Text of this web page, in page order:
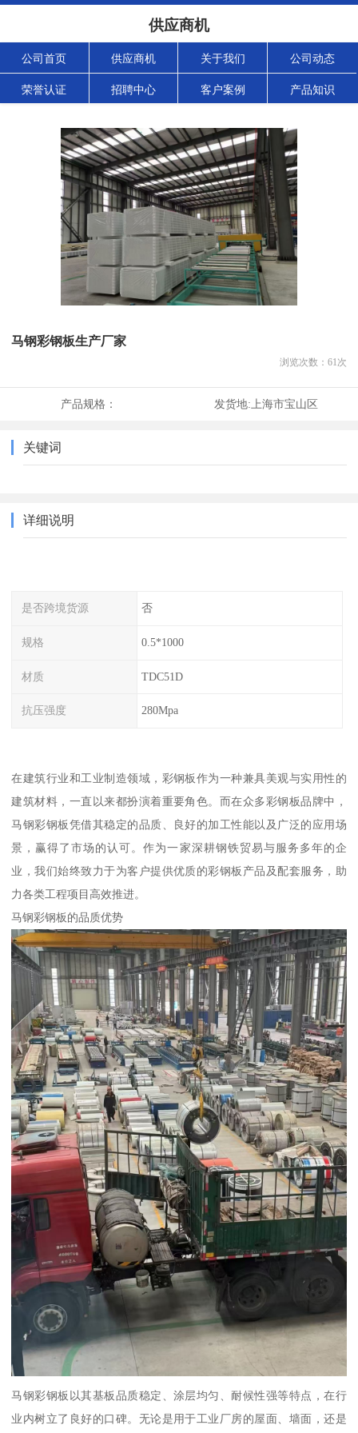
供应商机
公司首页 供应商机 关于我们 公司动态
荣誉认证 招聘中心 客户案例 产品知识
马钢彩钢板生产厂家
浏览次数： 61次
产品规格： 发货地: 上海市宝山区
关键词
详细说明
是否跨境货源 否
规格 0.5*1000
材质 TDC51D
抗压强度 280Mpa
在建筑行业和工业制造领域，彩钢板作为一种兼具美观与实用性的
建筑材料，一直以来都扮演着重要角色。而在众多彩钢板品牌中，
马钢彩钢板凭借其稳定的品质、良好的加工性能以及广泛的应用场
景，赢得了市场的认可。作为一家深耕钢铁贸易与服务多年的企
业，我们始终致力于为客户提供优质的彩钢板产品及配套服务，助
力各类工程项目高效推进。
马钢彩钢板的品质优势
马钢彩钢板以其基板品质稳定、涂层均匀、耐候性强等特点，在行
业内树立了良好的口碑。无论是用于工业厂房的屋面、墙面，还是